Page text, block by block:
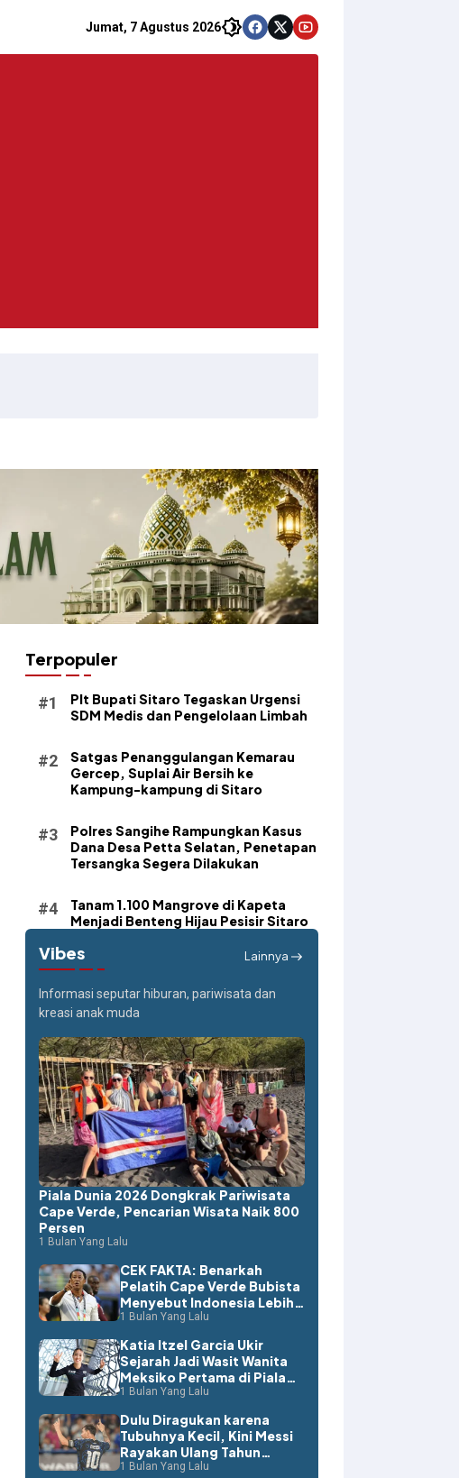
Jumat, 7 Agustus 2026
Terpopuler
​Plt Bupati Sitaro Tegaskan Urgensi
SDM Medis dan Pengelolaan Limbah
Satgas Penanggulangan Kemarau
Gercep, Suplai Air Bersih ke
Kampung-kampung di Sitaro
Polres Sangihe Rampungkan Kasus
Dana Desa Petta Selatan, Penetapan
Tersangka Segera Dilakukan
Tanam 1.100 Mangrove di Kapeta
Menjadi Benteng Hijau Pesisir Sitaro
Vibes Lainnya
Informasi seputar hiburan, pariwisata dan
kreasi anak muda
Piala Dunia 2026 Dongkrak Pariwisata
Cape Verde, Pencarian Wisata Naik 800
Persen
1 Bulan Yang Lalu
CEK FAKTA: Benarkah
Pelatih Cape Verde Bubista
Menyebut Indonesia Lebih
Layak ke Piala Dunia?
1 Bulan Yang Lalu
Katia Itzel Garcia Ukir
Sejarah Jadi Wasit Wanita
Meksiko Pertama di Piala
Dunia
1 Bulan Yang Lalu
Dulu Diragukan karena
Tubuhnya Kecil, Kini Messi
Rayakan Ulang Tahun
dengan Rekor Dunia
1 Bulan Yang Lalu